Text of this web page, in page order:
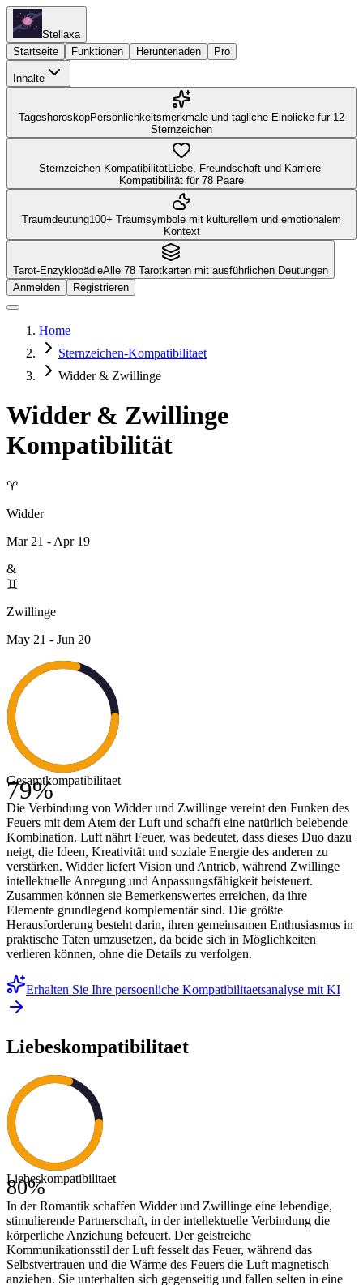
Stellaxa
Startseite
Funktionen Herunterladen Pro
Inhalte
TageshoroskopPersönlichkeitsmerkmale und tägliche Einblicke für 12
Sternzeichen
Sternzeichen-KompatibilitätLiebe, Freundschaft und Karriere-
Kompatibilität für 78 Paare
Traumdeutung100+ Traumsymbole mit kulturellem und emotionalem
Kontext
Tarot-EnzyklopädieAlle 78 Tarotkarten mit ausführlichen Deutungen
Anmelden
Registrieren
Home
Sternzeichen-Kompatibilitaet
Widder & Zwillinge
Widder& Zwillinge
Kompatibilität
♈
Widder
Mar 21 - Apr 19
&
♊
Zwillinge
May 21 - Jun 20
79%
Gesamtkompatibilitaet
Die Verbindung von Widder und Zwillinge vereint den Funken des
Feuers mit dem Atem der Luft und schafft eine natürlich belebende
Kombination. Luft nährt Feuer, was bedeutet, dass dieses Duo dazu
neigt, die Ideen, Kreativität und soziale Energie des anderen zu
verstärken. Widder liefert Vision und Antrieb, während Zwillinge
intellektuelle Anregung und Anpassungsfähigkeit beisteuert.
Zusammen können sie Bemerkenswertes erreichen, da ihre
Elemente grundlegend komplementär sind. Die größte
Herausforderung besteht darin, ihren gemeinsamen Enthusiasmus in
praktische Taten umzusetzen, da beide sich in Möglichkeiten
verlieren können, ohne die Details zu verfolgen.
Erhalten Sie Ihre persoenliche Kompatibilitaetsanalyse mit KI
Liebeskompatibilitaet
80%
Liebeskompatibilitaet
In der Romantik schaffen Widder und Zwillinge eine lebendige,
stimulierende Partnerschaft, in der intellektuelle Verbindung die
körperliche Anziehung befeuert. Der geistreiche
Kommunikationsstil der Luft fesselt das Feuer, während das
Selbstvertrauen und die Wärme des Feuers die Luft magnetisch
anziehen. Sie unterhalten sich gegenseitig und fallen selten in eine